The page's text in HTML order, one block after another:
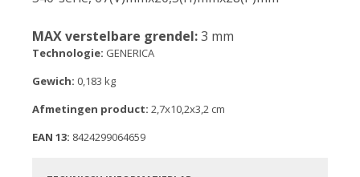
MAX verstelbare grendel:3 mm
Technologie: GENERICA
Gewich: 0,183 kg
Afmetingen product: 2,7x10,2x3,2 cm
EAN 13: 8424299064659